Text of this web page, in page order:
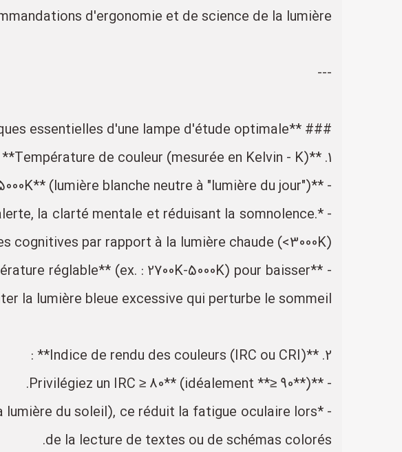
d'ergonomie et de science de la lumière :
---
### **Caractéristiques essentielles d'une lampe d'étude optimale**
1. **Température de couleur (mesurée en Kelvin - K)** :
- **Idéal pour l'étude en journée/soirée tôt** : **4000K à 5000K** (lumière blanche neutre à "lumière du jour").
la clarté mentale et réduisant la somnolence.
par rapport à la lumière chaude (<3000K).
réglable** (ex. : 2700K-5000K) pour baisser
la lumière bleue excessive qui perturbe le sommeil.
2. **Indice de rendu des couleurs (IRC ou CRI)** :
- **Privilégiez un IRC ≥ 80** (idéalement **≥ 90**).
lumière du soleil), ce réduit la fatigue oculaire lors
de la lecture de textes ou de schémas colorés.